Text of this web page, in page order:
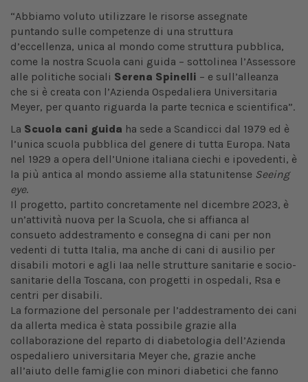
“Abbiamo voluto utilizzare le risorse assegnate
puntando sulle competenze di una struttura
d’eccellenza, unica al mondo come struttura pubblica,
come la nostra Scuola cani guida – sottolinea l’Assessore
alle politiche sociali Serena Spinelli – e sull’alleanza
che si è creata con l’Azienda Ospedaliera Universitaria
Meyer, per quanto riguarda la parte tecnica e scientifica”.
La Scuola cani guida ha sede a Scandicci dal 1979 ed è
l’unica scuola pubblica del genere di tutta Europa. Nata
nel 1929 a opera dell’Unione italiana ciechi e ipovedenti, è
la più antica al mondo assieme alla statunitense Seeing
eye.
Il progetto, partito concretamente nel dicembre 2023, è
un’attività nuova per la Scuola, che si affianca al
consueto addestramento e consegna di cani per non
vedenti di tutta Italia, ma anche di cani di ausilio per
disabili motori e agli Iaa nelle strutture sanitarie e socio-
sanitarie della Toscana, con progetti in ospedali, Rsa e
centri per disabili.
La formazione del personale per l’addestramento dei cani
da allerta medica è stata possibile grazie alla
collaborazione del reparto di diabetologia dell’Azienda
ospedaliero universitaria Meyer che, grazie anche
all’aiuto delle famiglie con minori diabetici che fanno